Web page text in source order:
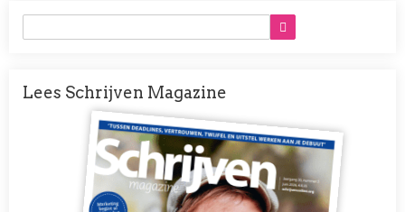
Lees Schrijven Magazine
Afbeelding